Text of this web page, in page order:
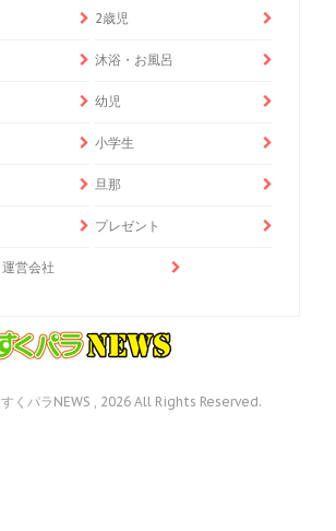
2歳児
沐浴・お風呂
幼児
小学生
旦那
プレゼント
運営会社
くパラNEWS , 2026 All Rights Reserved.